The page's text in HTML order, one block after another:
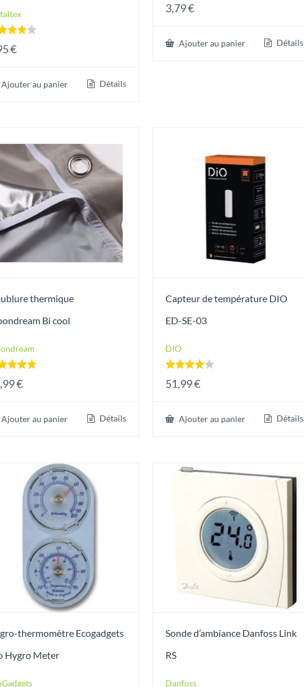
€
Ajouter au panier Détails
3,79€
Ajouter au panier Détails
thermique
Bi cool
€
Ajouter au panier Détails
Capteur de température DIO
ED-SE-03
DIO
4.00
51,99€
Ajouter au panier Détails
thermomètre Ecogadgets
Hygro Meter
Sonde d’ambiance Danfoss Link
RS
Danfoss